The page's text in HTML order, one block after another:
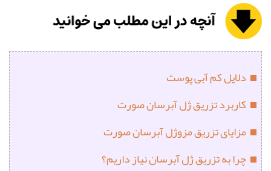
دلایل کم آبی پوست
کاربرد تزریق ژل آبرسان صورت
مزایای تزریق مزوژل آبرسان صورت
چرا به تزریق ژل آبرسان نیاز داریم؟